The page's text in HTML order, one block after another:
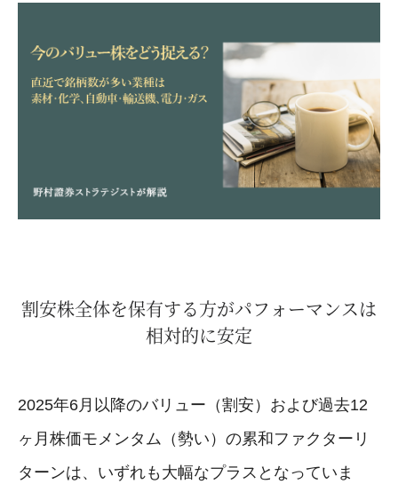
割安株全体を保有する方がパフォーマンスは
相対的に安定
2025年6月以降のバリュー（割安）および過去12
ヶ月株価モメンタム（勢い）の累和ファクターリ
ターンは、いずれも大幅なプラスとなっていま